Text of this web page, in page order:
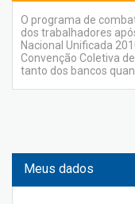
O programa de
dos trabalhadores
Nacional Unificada
Convenção Coletiva
tanto dos bancos
Meus dados